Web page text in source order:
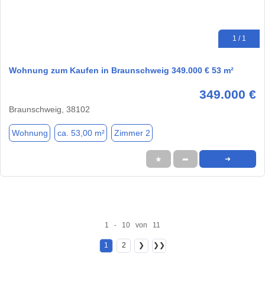
1 / 1
Wohnung zum Kaufen in Braunschweig 349.000 € 53 m²
349.000 €
Braunschweig, 38102
Wohnung ca. 53,00 m² Zimmer 2
★ ➦ ➜
1 - 10 von 11
1 2 ❯ ❯❯